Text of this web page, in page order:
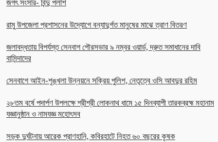
জগৎ সংসার- বিন্দু পলাশ
রামু উপজেলা প্রশাসনের উদ্যোগে বন্যাদুর্গত মানুষের মাঝে ত্রাণ বিতরণ
জলাবদ্ধতায় বিপর্যস্ত সেনবাগ পৌরসভার ৯ নম্বর ওয়ার্ড, দ্রুত সমাধানের দাবি
বাসিন্দাদের
সেনবাগে আইন-শৃঙ্খলা উন্নয়নে সক্রিয় পুলিশ, নেতৃত্বে ওসি আবদুর রহিম
২৮তম বর্ষে পদার্পণ উপলক্ষে শ্রীশ্রী লোকনাথ ধামে ১৫ দিনব্যাপী তারকব্রহ্ম মহানাম
যজ্ঞানুষ্ঠান ও নামযজ্ঞ মহোৎসব
সড়ক দুর্ঘটনায় আরেক প্রাণহানি, কবিরহাটে নিহত ৬০ বছরের কৃষক